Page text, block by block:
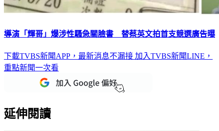
導演「輝哥」爆涉性騷急關臉書 替蔡英文拍首支競選廣告曝
下載TVBS新聞APP，最新消息不漏接 加入TVBS新聞LINE，
重點新聞一次看
延伸閱讀